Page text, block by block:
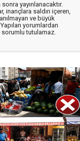
yayınlanacaktır.
inançlara saldırı içeren,
ve büyük
yorumlardan
sorumlu tutulamaz.